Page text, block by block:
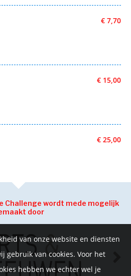
€ 7,70
€ 15,00
€ 25,00
Challenge wordt mede mogelijk
door
van onze website en diensten
gebruik van cookies. Voor het
hebben we echter wel je